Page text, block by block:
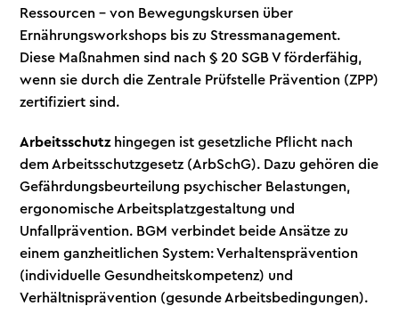
Ressourcen – von Bewegungskursen über
Ernährungsworkshops bis zu Stressmanagement.
Diese Maßnahmen sind nach § 20 SGB V förderfähig,
wenn sie durch die Zentrale Prüfstelle Prävention (ZPP)
zertifiziert sind.
Arbeitsschutzhingegen ist gesetzliche Pflicht nach
dem Arbeitsschutzgesetz (ArbSchG). Dazu gehören die
Gefährdungsbeurteilung psychischer Belastungen,
ergonomische Arbeitsplatzgestaltung und
Unfallprävention. BGM verbindet beide Ansätze zu
einem ganzheitlichen System: Verhaltensprävention
(individuelle Gesundheitskompetenz) und
Verhältnisprävention (gesunde Arbeitsbedingungen).